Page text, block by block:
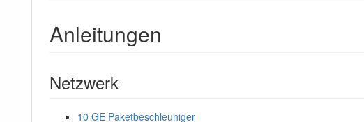
Anleitungen
Netzwerk
10 GE Paketbeschleuniger